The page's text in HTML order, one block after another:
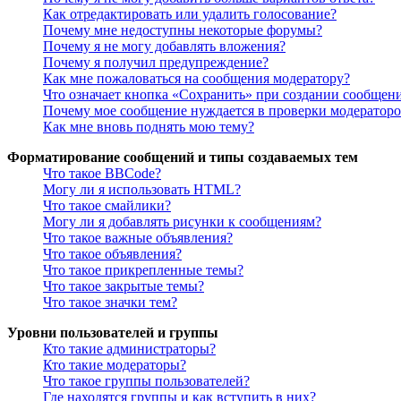
Как отредактировать или удалить голосование?
Почему мне недоступны некоторые форумы?
Почему я не могу добавлять вложения?
Почему я получил предупреждение?
Как мне пожаловаться на сообщения модератору?
Что означает кнопка «Сохранить» при создании
Почему мое сообщение нуждается в проверки
Как мне вновь поднять мою тему?
Форматирование сообщений и типы создаваемых тем
Что такое BBCode?
Могу ли я использовать HTML?
Что такое смайлики?
Могу ли я добавлять рисунки к сообщениям?
Что такое важные объявления?
Что такое объявления?
Что такое прикрепленные темы?
Что такое закрытые темы?
Что такое значки тем?
Уровни пользователей и группы
Кто такие администраторы?
Кто такие модераторы?
Что такое группы пользователей?
Где находятся группы и как вступить в них?